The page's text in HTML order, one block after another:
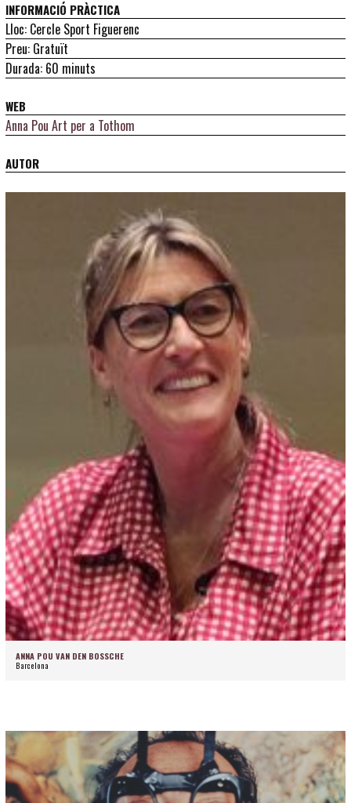
INFORMACIÓ PRÀCTICA
Lloc: Cercle Sport Figuerenc
Preu: Gratuït
Durada: 60 minuts
WEB
Anna Pou Art per a Tothom
AUTOR
ANNA POU VAN DEN BOSSCHE
Barcelona